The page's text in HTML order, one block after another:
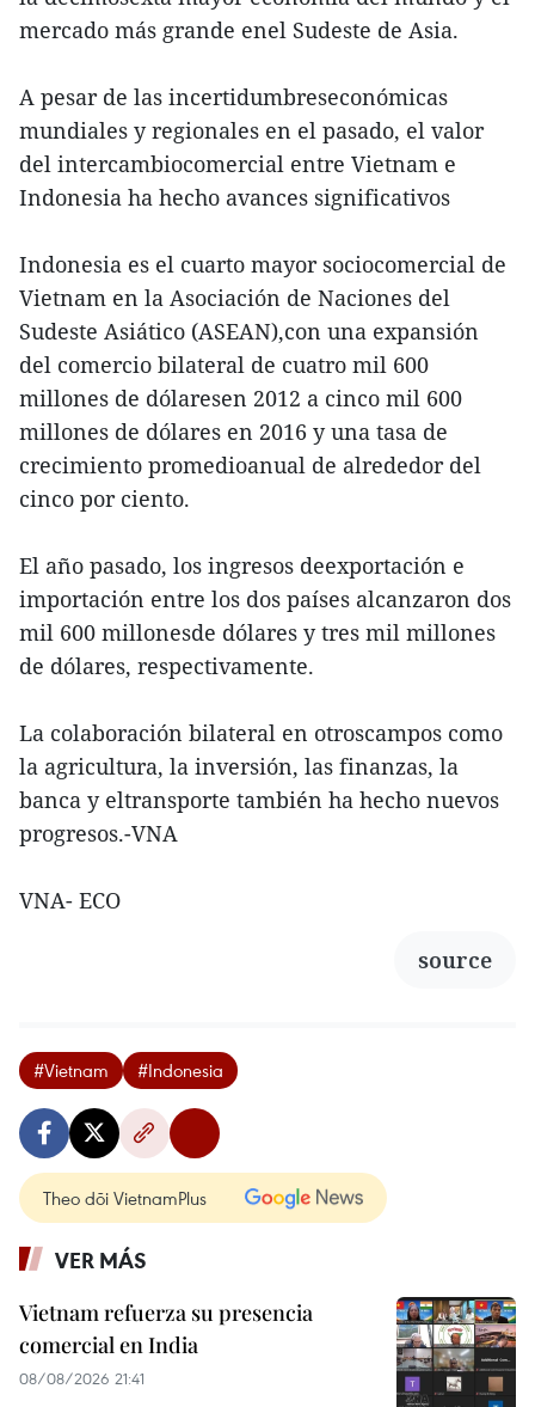
mercado más grande enel Sudeste de Asia.
A pesar de las incertidumbreseconómicas
mundiales y regionales en el pasado, el valor
del intercambiocomercial entre Vietnam e
Indonesia ha hecho avances significativos
Indonesia es el cuarto mayor sociocomercial de
Vietnam en la Asociación de Naciones del
Sudeste Asiático (ASEAN),con una expansión
del comercio bilateral de cuatro mil 600
millones de dólaresen 2012 a cinco mil 600
millones de dólares en 2016 y una tasa de
crecimiento promedioanual de alrededor del
cinco por ciento.
El año pasado, los ingresos deexportación e
importación entre los dos países alcanzaron dos
mil 600 millonesde dólares y tres mil millones
de dólares, respectivamente.
La colaboración bilateral en otroscampos como
la agricultura, la inversión, las finanzas, la
banca y eltransporte también ha hecho nuevos
progresos.-VNA
VNA- ECO
source
#Vietnam #Indonesia
Theo dõi VietnamPlus
VER MÁS
Vietnam refuerza su presencia
comercial en India
08/08/2026 21:41